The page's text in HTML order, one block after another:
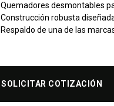
Quemadores desmontables
Construcción robusta
Respaldo de una de las
SOLICITAR COTIZACIÓN